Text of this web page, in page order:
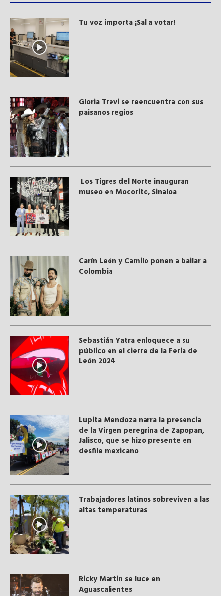
Tu voz importa ¡Sal a votar!
Gloria Trevi se reencuentra con sus
paisanos regios
Los Tigres del Norte inauguran
museo en Mocorito, Sinaloa
Carín León y Camilo ponen a bailar a
Colombia
Sebastián Yatra enloquece a su
público en el cierre de la Feria de
León 2024
Lupita Mendoza narra la presencia
de la Virgen peregrina de Zapopan,
Jalisco, que se hizo presente en
desfile mexicano
Trabajadores latinos sobreviven a las
altas temperaturas
Ricky Martin se luce en
Aguascalientes